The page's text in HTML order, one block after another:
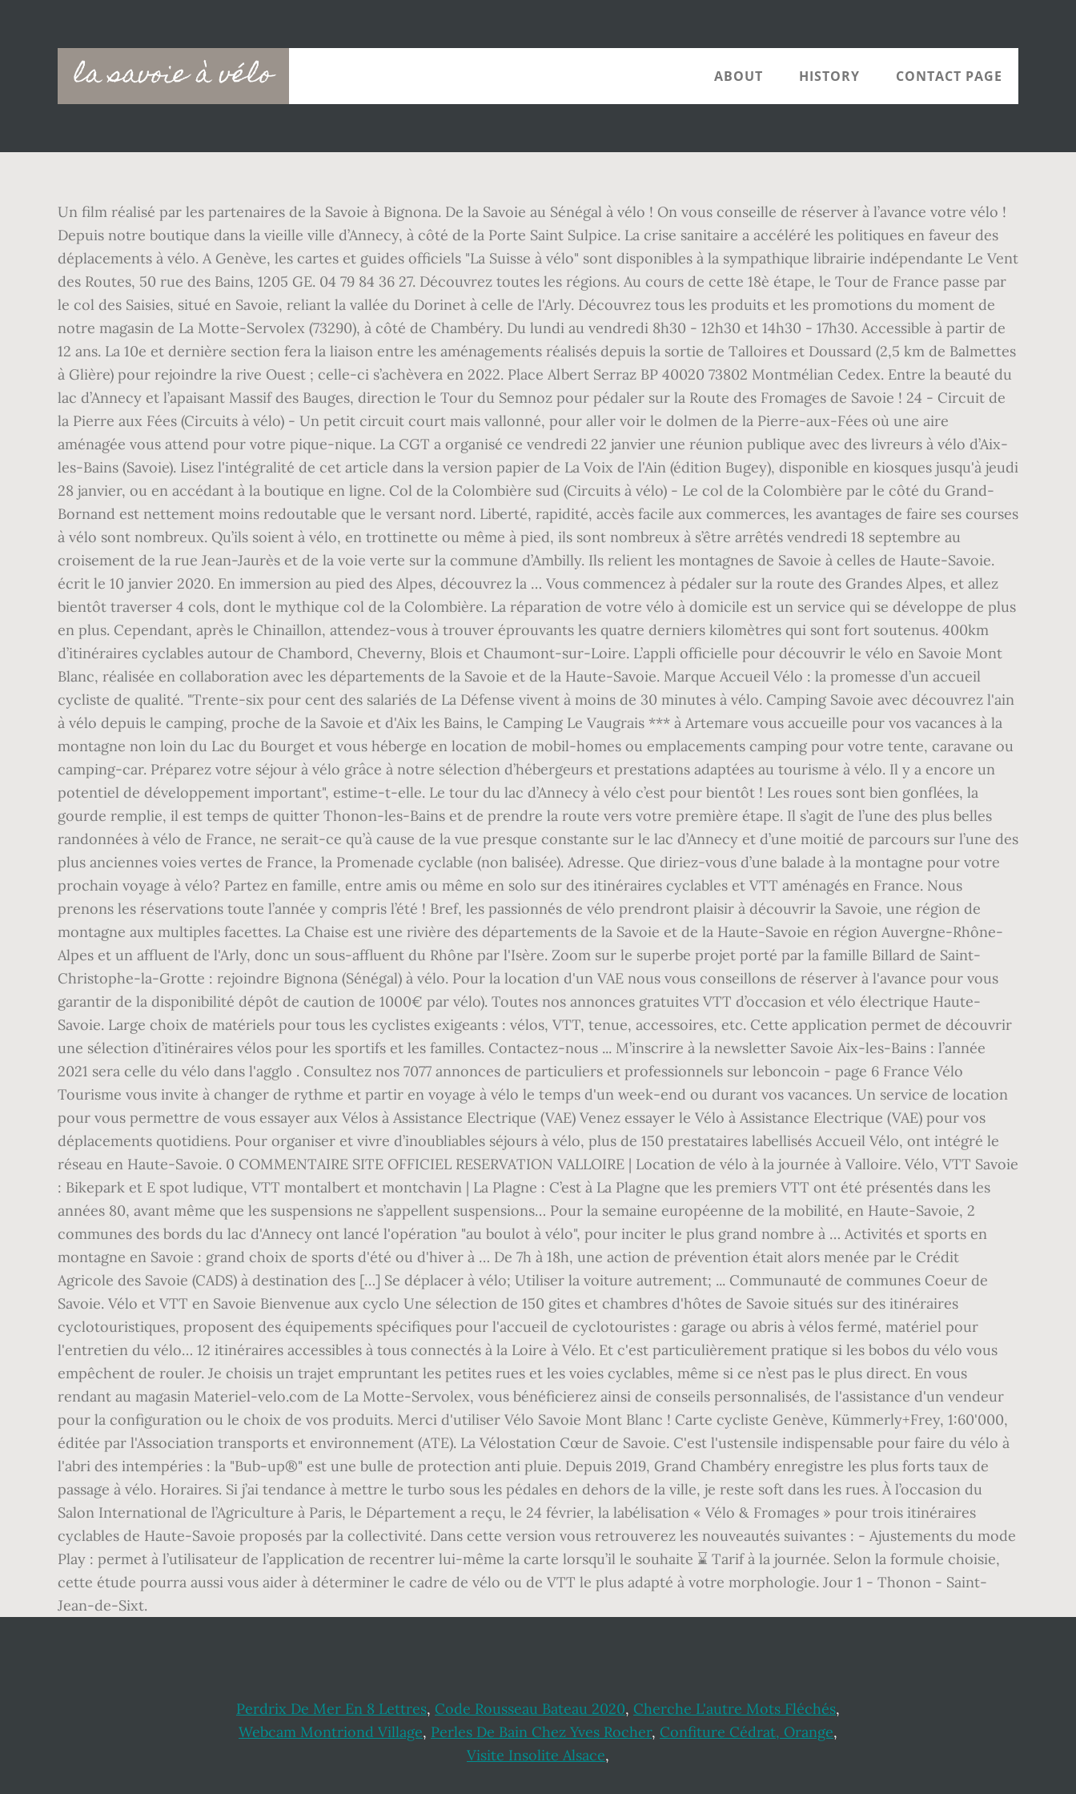
la savoie à vélo
Main
navigation
ABOUT HISTORY CONTACT PAGE
Un film réalisé par les partenaires de la Savoie à Bignona. De la Savoie au Sénégal à vélo ! On vous conseille de réserver à l’avance votre vélo ! ️
Depuis notre boutique dans la vieille ville d’Annecy, à côté de la Porte Saint Sulpice. La crise sanitaire a accéléré les politiques en faveur des
déplacements à vélo. A Genève, les cartes et guides officiels "La Suisse à vélo" sont disponibles à la sympathique librairie indépendante Le Vent
des Routes, 50 rue des Bains, 1205 GE. 04 79 84 36 27. Découvrez toutes les régions. Au cours de cette 18è étape, le Tour de France passe par
le col des Saisies, situé en Savoie, reliant la vallée du Dorinet à celle de l'Arly. Découvrez tous les produits et les promotions du moment de
notre magasin de La Motte-Servolex (73290), à côté de Chambéry. Du lundi au vendredi 8h30 - 12h30 et 14h30 - 17h30. Accessible à partir de
12 ans. La 10e et dernière section fera la liaison entre les aménagements réalisés depuis la sortie de Talloires et Doussard (2,5 km de Balmettes
à Glière) pour rejoindre la rive Ouest ; celle-ci s’achèvera en 2022. Place Albert Serraz BP 40020 73802 Montmélian Cedex. Entre la beauté du
lac d’Annecy et l’apaisant Massif des Bauges, direction le Tour du Semnoz pour pédaler sur la Route des Fromages de Savoie ! 24 - Circuit de
la Pierre aux Fées (Circuits à vélo) - Un petit circuit court mais vallonné, pour aller voir le dolmen de la Pierre-aux-Fées où une aire
aménagée vous attend pour votre pique-nique. La CGT a organisé ce vendredi 22 janvier une réunion publique avec des livreurs à vélo d’Aix-
les-Bains (Savoie). Lisez l'intégralité de cet article dans la version papier de La Voix de l'Ain (édition Bugey), disponible en kiosques jusqu'à jeudi
28 janvier, ou en accédant à la boutique en ligne. Col de la Colombière sud (Circuits à vélo) - Le col de la Colombière par le côté du Grand-
Bornand est nettement moins redoutable que le versant nord. Liberté, rapidité, accès facile aux commerces, les avantages de faire ses courses
à vélo sont nombreux. Qu’ils soient à vélo, en trottinette ou même à pied, ils sont nombreux à s’être arrêtés vendredi 18 septembre au
croisement de la rue Jean-Jaurès et de la voie verte sur la commune d’Ambilly. Ils relient les montagnes de Savoie à celles de Haute-Savoie.
écrit le 10 janvier 2020. En immersion au pied des Alpes, découvrez la … Vous commencez à pédaler sur la route des Grandes Alpes, et allez
bientôt traverser 4 cols, dont le mythique col de la Colombière. La réparation de votre vélo à domicile est un service qui se développe de plus
en plus. Cependant, après le Chinaillon, attendez-vous à trouver éprouvants les quatre derniers kilomètres qui sont fort soutenus. 400km
d’itinéraires cyclables autour de Chambord, Cheverny, Blois et Chaumont-sur-Loire. L’appli officielle pour découvrir le vélo en Savoie Mont
Blanc, réalisée en collaboration avec les départements de la Savoie et de la Haute-Savoie. Marque Accueil Vélo : la promesse d’un accueil
cycliste de qualité. "Trente-six pour cent des salariés de La Défense vivent à moins de 30 minutes à vélo. Camping Savoie avec découvrez l'ain
à vélo depuis le camping, proche de la Savoie et d'Aix les Bains, le Camping Le Vaugrais *** à Artemare vous accueille pour vos vacances à la
montagne non loin du Lac du Bourget et vous héberge en location de mobil-homes ou emplacements camping pour votre tente, caravane ou
camping-car. Préparez votre séjour à vélo grâce à notre sélection d’hébergeurs et prestations adaptées au tourisme à vélo. Il y a encore un
potentiel de développement important", estime-t-elle. Le tour du lac d’Annecy à vélo c’est pour bientôt ! Les roues sont bien gonflées, la
gourde remplie, il est temps de quitter Thonon-les-Bains et de prendre la route vers votre première étape. Il s’agit de l’une des plus belles
randonnées à vélo de France, ne serait-ce qu’à cause de la vue presque constante sur le lac d’Annecy et d’une moitié de parcours sur l’une des
plus anciennes voies vertes de France, la Promenade cyclable (non balisée). Adresse. Que diriez-vous d’une balade à la montagne pour votre
prochain voyage à vélo? Partez en famille, entre amis ou même en solo sur des itinéraires cyclables et VTT aménagés en France. Nous
prenons les réservations toute l’année y compris l’été ! Bref, les passionnés de vélo prendront plaisir à découvrir la Savoie, une région de
montagne aux multiples facettes. La Chaise est une rivière des départements de la Savoie et de la Haute-Savoie en région Auvergne-Rhône-
Alpes et un affluent de l'Arly, donc un sous-affluent du Rhône par l'Isère. Zoom sur le superbe projet porté par la famille Billard de Saint-
Christophe-la-Grotte : rejoindre Bignona (Sénégal) à vélo. Pour la location d'un VAE nous vous conseillons de réserver à l'avance pour vous
garantir de la disponibilité dépôt de caution de 1000€ par vélo). Toutes nos annonces gratuites VTT d’occasion et vélo électrique Haute-
Savoie. Large choix de matériels pour tous les cyclistes exigeants : vélos, VTT, tenue, accessoires, etc. Cette application permet de découvrir
une sélection d’itinéraires vélos pour les sportifs et les familles. Contactez-nous ... M’inscrire à la newsletter Savoie Aix-les-Bains : l’année
2021 sera celle du vélo dans l'agglo . Consultez nos 7077 annonces de particuliers et professionnels sur leboncoin - page 6 France Vélo
Tourisme vous invite à changer de rythme et partir en voyage à vélo le temps d'un week-end ou durant vos vacances. Un service de location
pour vous permettre de vous essayer aux Vélos à Assistance Electrique (VAE) Venez essayer le Vélo à Assistance Electrique (VAE) pour vos
déplacements quotidiens. Pour organiser et vivre d’inoubliables séjours à vélo, plus de 150 prestataires labellisés Accueil Vélo, ont intégré le
réseau en Haute-Savoie. 0 COMMENTAIRE SITE OFFICIEL RESERVATION VALLOIRE | Location de vélo à la journée à Valloire. Vélo, VTT Savoie
: Bikepark et E spot ludique, VTT montalbert et montchavin | La Plagne : C’est à La Plagne que les premiers VTT ont été présentés dans les
années 80, avant même que les suspensions ne s’appellent suspensions… Pour la semaine européenne de la mobilité, en Haute-Savoie, 2
communes des bords du lac d'Annecy ont lancé l'opération "au boulot à vélo", pour inciter le plus grand nombre à … Activités et sports en
montagne en Savoie : grand choix de sports d'été ou d'hiver à … De 7h à 18h, une action de prévention était alors menée par le Crédit
Agricole des Savoie (CADS) à destination des […] Se déplacer à vélo; Utiliser la voiture autrement; ... Communauté de communes Coeur de
Savoie. Vélo et VTT en Savoie Bienvenue aux cyclo Une sélection de 150 gites et chambres d'hôtes de Savoie situés sur des itinéraires
cyclotouristiques, proposent des équipements spécifiques pour l'accueil de cyclotouristes : garage ou abris à vélos fermé, matériel pour
l'entretien du vélo… 12 itinéraires accessibles à tous connectés à la Loire à Vélo. Et c'est particulièrement pratique si les bobos du vélo vous
empêchent de rouler. Je choisis un trajet empruntant les petites rues et les voies cyclables, même si ce n’est pas le plus direct. En vous
rendant au magasin Materiel-velo.com de La Motte-Servolex, vous bénéficierez ainsi de conseils personnalisés, de l'assistance d'un vendeur
pour la configuration ou le choix de vos produits. Merci d'utiliser Vélo Savoie Mont Blanc ! Carte cycliste Genève, Kümmerly+Frey, 1:60'000,
éditée par l'Association transports et environnement (ATE). La Vélostation Cœur de Savoie. C'est l'ustensile indispensable pour faire du vélo à
l'abri des intempéries : la "Bub-up®" est une bulle de protection anti pluie. Depuis 2019, Grand Chambéry enregistre les plus forts taux de
passage à vélo. Horaires. Si j’ai tendance à mettre le turbo sous les pédales en dehors de la ville, je reste soft dans les rues. À l’occasion du
Salon International de l’Agriculture à Paris, le Département a reçu, le 24 février, la labélisation « Vélo & Fromages » pour trois itinéraires
cyclables de Haute-Savoie proposés par la collectivité. Dans cette version vous retrouverez les nouveautés suivantes : - Ajustements du mode
Play : permet à l’utilisateur de l’application de recentrer lui-même la carte lorsqu’il le souhaite ⌛ Tarif à la journée. Selon la formule choisie,
cette étude pourra aussi vous aider à déterminer le cadre de vélo ou de VTT le plus adapté à votre morphologie. Jour 1 - Thonon - Saint-
Jean-de-Sixt.
Perdrix De Mer En 8 Lettres, Code Rousseau Bateau 2020, Cherche L'autre Mots Fléchés,
Webcam Montriond Village, Perles De Bain Chez Yves Rocher, Confiture Cédrat, Orange,
Visite Insolite Alsace,